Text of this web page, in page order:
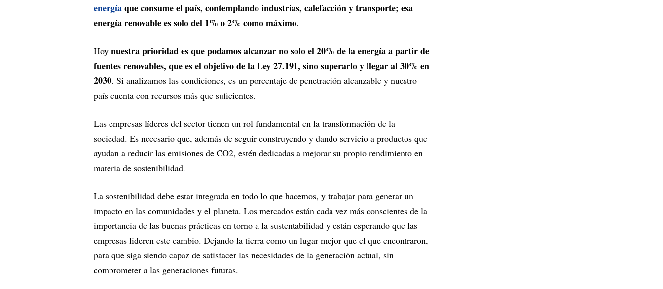
energíaque consume el país, contemplando industrias, calefacción y transporte; esa
energía renovable es solo del 1% o 2% como máximo.
Hoy nuestra prioridad es que podamos alcanzar no solo el 20% de la energía a partir de
fuentes renovables, que es el objetivo de la Ley 27.191, sino superarlo y llegar al 30% en
2030. Si analizamos las condiciones, es un porcentaje de penetración alcanzable y nuestro
país cuenta con recursos más que suficientes.
Las empresas líderes del sector tienen un rol fundamental en la transformación de la
sociedad. Es necesario que, además de seguir construyendo y dando servicio a productos que
ayudan a reducir las emisiones de CO2, estén dedicadas a mejorar su propio rendimiento en
materia de sostenibilidad.
La sostenibilidad debe estar integrada en todo lo que hacemos, y trabajar para generar un
impacto en las comunidades y el planeta. Los mercados están cada vez más conscientes de la
importancia de las buenas prácticas en torno a la sustentabilidad y están esperando que las
empresas lideren este cambio. Dejando la tierra como un lugar mejor que el que encontraron,
para que siga siendo capaz de satisfacer las necesidades de la generación actual, sin
comprometer a las generaciones futuras.